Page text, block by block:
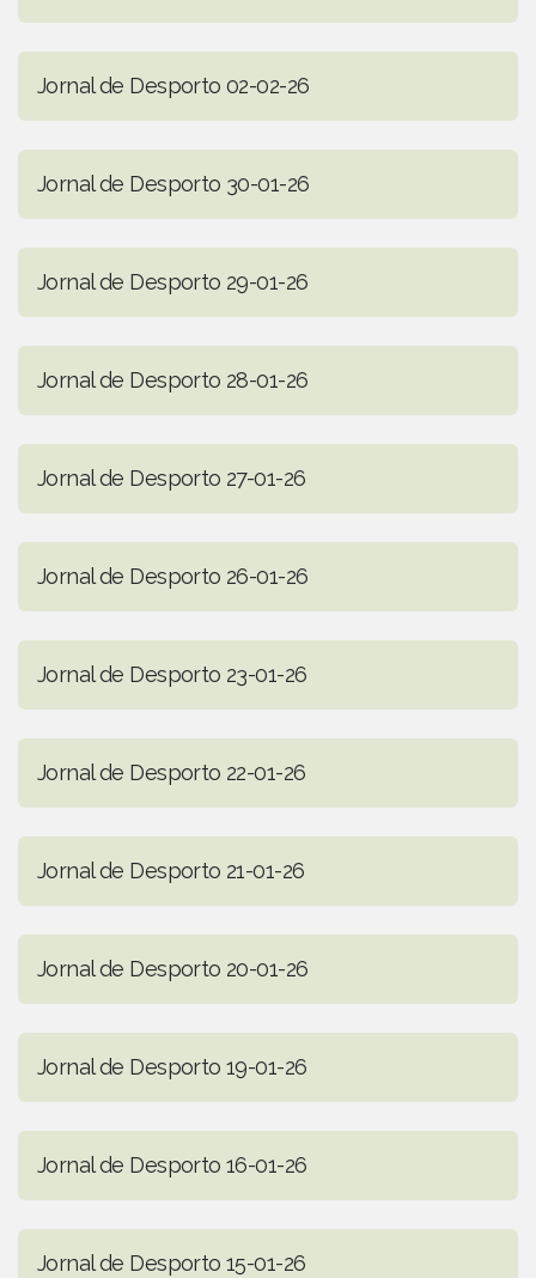
Jornal de Desporto 02-02-26
Jornal de Desporto 30-01-26
Jornal de Desporto 29-01-26
Jornal de Desporto 28-01-26
Jornal de Desporto 27-01-26
Jornal de Desporto 26-01-26
Jornal de Desporto 23-01-26
Jornal de Desporto 22-01-26
Jornal de Desporto 21-01-26
Jornal de Desporto 20-01-26
Jornal de Desporto 19-01-26
Jornal de Desporto 16-01-26
Jornal de Desporto 15-01-26